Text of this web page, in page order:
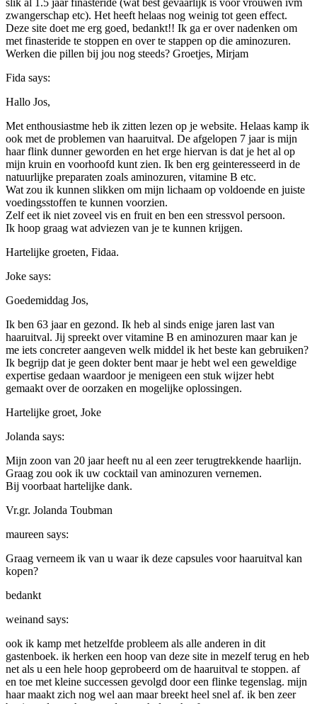
zwangerschap etc). Het heeft helaas nog weinig tot geen effect.
Deze site doet me erg goed, bedankt!! Ik ga er over nadenken om
met finasteride te stoppen en over te stappen op die aminozuren.
Werken die pillen bij jou nog steeds? Groetjes, Mirjam
Fida says:
Hallo Jos,
Met enthousiastme heb ik zitten lezen op je website. Helaas kamp ik
ook met de problemen van haaruitval. De afgelopen 7 jaar is mijn
haar flink dunner geworden en het erge hiervan is dat je het al op
mijn kruin en voorhoofd kunt zien. Ik ben erg geinteresseerd in de
natuurlijke preparaten zoals aminozuren, vitamine B etc.
Wat zou ik kunnen slikken om mijn lichaam op voldoende en juiste
voedingsstoffen te kunnen voorzien.
Zelf eet ik niet zoveel vis en fruit en ben een stressvol persoon.
Ik hoop graag wat adviezen van je te kunnen krijgen.
Hartelijke groeten, Fidaa.
Joke says:
Goedemiddag Jos,
Ik ben 63 jaar en gezond. Ik heb al sinds enige jaren last van
haaruitval. Jij spreekt over vitamine B en aminozuren maar kan je
me iets concreter aangeven welk middel ik het beste kan gebruiken?
Ik begrijp dat je geen dokter bent maar je hebt wel een geweldige
expertise gedaan waardoor je menigeen een stuk wijzer hebt
gemaakt over de oorzaken en mogelijke oplossingen.
Hartelijke groet, Joke
Jolanda says:
Mijn zoon van 20 jaar heeft nu al een zeer terugtrekkende haarlijn.
Graag zou ook ik uw cocktail van aminozuren vernemen.
Bij voorbaat hartelijke dank.
Vr.gr. Jolanda Toubman
maureen says:
Graag verneem ik van u waar ik deze capsules voor haaruitval kan
kopen?
bedankt
weinand says:
ook ik kamp met hetzelfde probleem als alle anderen in dit
gastenboek. ik herken een hoop van deze site in mezelf terug en heb
net als u een hele hoop geprobeerd om de haaruitval te stoppen. af
en toe met kleine successen gevolgd door een flinke tegenslag. mijn
haar maakt zich nog wel aan maar breekt heel snel af. ik ben zeer